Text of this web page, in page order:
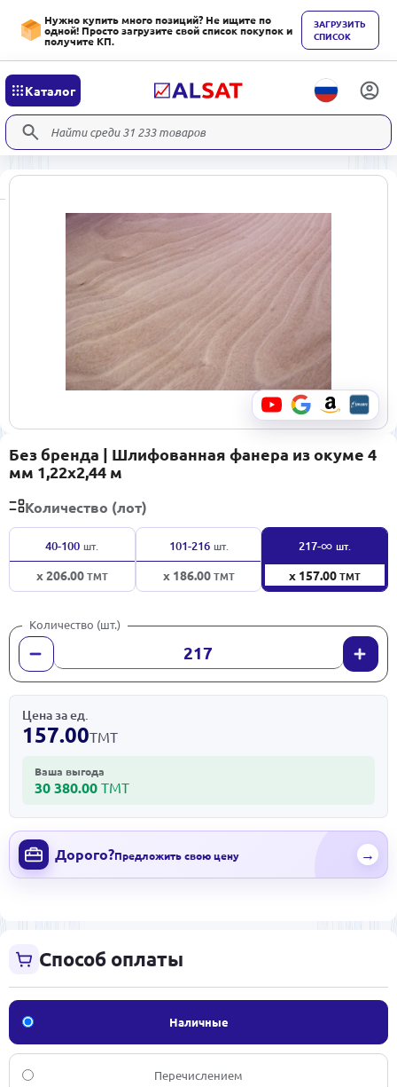
Нужно купить много позиций? Не ищите по
одной! Просто загрузите свой список покупок и
получите КП.
ЗАГРУЗИТЬ
СПИСОК
Каталог
Без бренда | Шлифованная фанера из окуме 4
мм 1,22x2,44 м
Количество (лот)
40-100 шт.
x 206.00ТМТ
101-216 шт.
x 186.00ТМТ
217-∞ шт.
x 157.00ТМТ
Количество (шт.)
Цена за ед.
157.00ТМТ
Ваша выгода
30 380.00 ТМТ
Дорого?Предложить свою цену →
Способ оплаты
Наличные
Перечислением